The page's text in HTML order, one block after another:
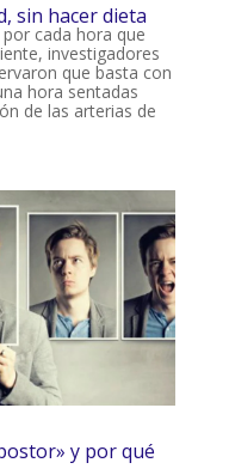
sin hacer dieta
cada hora que
investigadores
que basta con
hora sentadas
de las arterias de
y por qué